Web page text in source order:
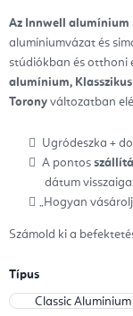
Az Innwell alumínium
alumíniumvázat és
stúdiókban és otthoni
alumínium,
Torony változatban
Ugródeszka +
A pontos
dátum
„Hogyan
Számold ki a
Típus